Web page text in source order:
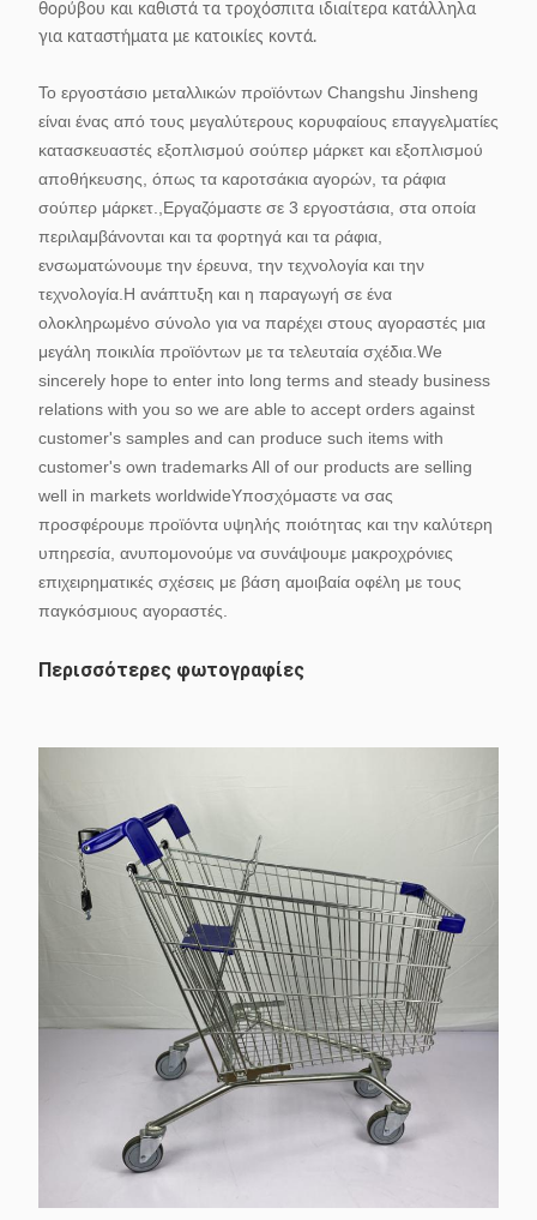
θορύβου και καθιστά τα τροχόσπιτα ιδιαίτερα κατάλληλα
για καταστήματα με κατοικίες κοντά.
Το εργοστάσιο μεταλλικών προϊόντων Changshu Jinsheng
είναι ένας από τους μεγαλύτερους κορυφαίους επαγγελματίες
κατασκευαστές εξοπλισμού σούπερ μάρκετ και εξοπλισμού
αποθήκευσης, όπως τα καροτσάκια αγορών, τα ράφια
σούπερ μάρκετ.,Εργαζόμαστε σε 3 εργοστάσια, στα οποία
περιλαμβάνονται και τα φορτηγά και τα ράφια,
ενσωματώνουμε την έρευνα, την τεχνολογία και την
τεχνολογία.Η ανάπτυξη και η παραγωγή σε ένα
ολοκληρωμένο σύνολο για να παρέχει στους αγοραστές μια
μεγάλη ποικιλία προϊόντων με τα τελευταία σχέδια.We
sincerely hope to enter into long terms and steady business
relations with you so we are able to accept orders against
customer's samples and can produce such items with
customer's own trademarks All of our products are selling
well in markets worldwideΥποσχόμαστε να σας
προσφέρουμε προϊόντα υψηλής ποιότητας και την καλύτερη
υπηρεσία, ανυπομονούμε να συνάψουμε μακροχρόνιες
επιχειρηματικές σχέσεις με βάση αμοιβαία οφέλη με τους
παγκόσμιους αγοραστές.
Περισσότερες φωτογραφίες